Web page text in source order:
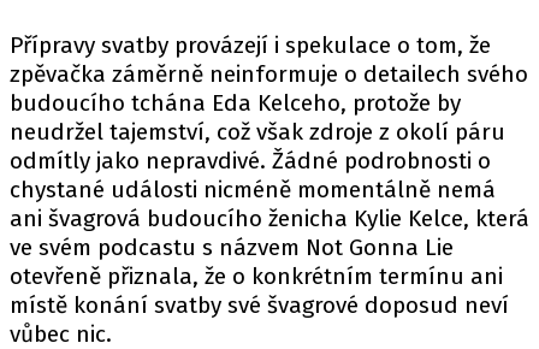
Přípravy svatby provázejí i spekulace o tom, že
zpěvačka záměrně neinformuje o detailech svého
budoucího tchána Eda Kelceho, protože by
neudržel tajemství, což však zdroje z okolí páru
odmítly jako nepravdivé. Žádné podrobnosti o
chystané události nicméně momentálně nemá
ani švagrová budoucího ženicha Kylie Kelce, která
ve svém podcastu s názvem Not Gonna Lie
otevřeně přiznala, že o konkrétním termínu ani
místě konání svatby své švagrové doposud neví
vůbec nic.